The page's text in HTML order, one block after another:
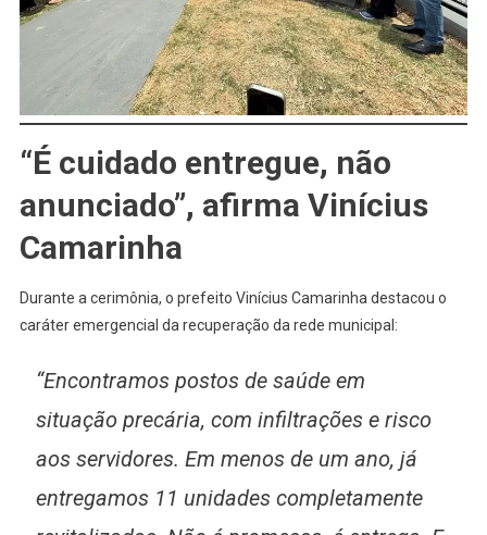
“É cuidado entregue, não
anunciado”, afirma Vinícius
Camarinha
Durante a cerimônia, o prefeito Vinícius Camarinha destacou o
caráter emergencial da recuperação da rede municipal:
“Encontramos postos de saúde em
situação precária, com infiltrações e risco
aos servidores. Em menos de um ano, já
entregamos 11 unidades completamente